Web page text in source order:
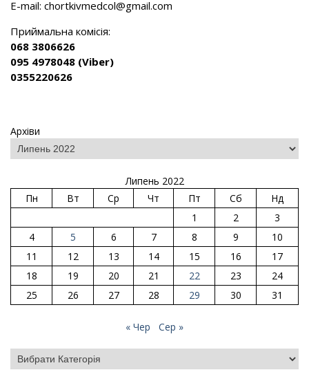
E-mail: chortkivmedcol@gmail.com
Приймальна комісія:
068 3806626
095 4978048 (Viber)
0355220626
Архіви
Липень 2022
Пн
Вт Ср Чт Пт Сб
Нд
1
2
3
4
5 6 7 8 9
10
11
12 13 14 15 16
17
18
19 20 21 22 23
24
25
26 27 28 29 30 31
« Чер Сер »
Категорії